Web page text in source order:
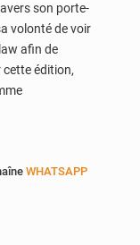
son porte-
volonté de voir
afin de
cette édition,
WHATSAPP